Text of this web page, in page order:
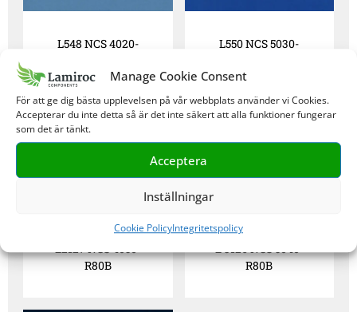
Manage Cookie Consent
För att ge dig bästa upplevelsen på vår webbplats använder vi Cookies.
Accepterar du inte detta så är det inte säkert att alla funktioner fungerar
som det är tänkt.
Acceptera
Inställningar
Cookie PolicyIntegritetspolicy
L548 NCS 4020-
L550 NCS 5030-
L2127 NCS 4050-
R80B
L 3126 NCS 5040-
R80B